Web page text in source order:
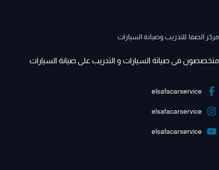
مركز الصفا للتدريب وصيانة السيارات
متخصصون فى صيانة السيارات و التدريب على صيانة السيارات
elsafacarservice
elsafacarservice
elsafacarservice